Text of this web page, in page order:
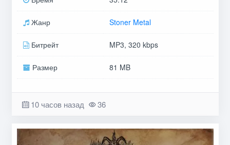
Жанр Stoner Metal
Битрейт MP3, 320 kbps
Размер 81 MB
10 часов назад 36